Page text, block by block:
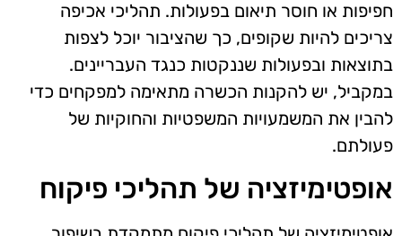
חפיפות או חוסר תיאום בפעולות. תהליכי אכיפה
צריכים להיות שקופים, כך שהציבור יוכל לצפות
בתוצאות ובפעולות שננקטות כנגד העבריינים.
במקביל, יש להקנות הכשרה מתאימה למפקחים כדי
להבין את המשמעויות המשפטיות והחוקיות של
פעולתם.
אופטימיזציה של תהליכי פיקוח